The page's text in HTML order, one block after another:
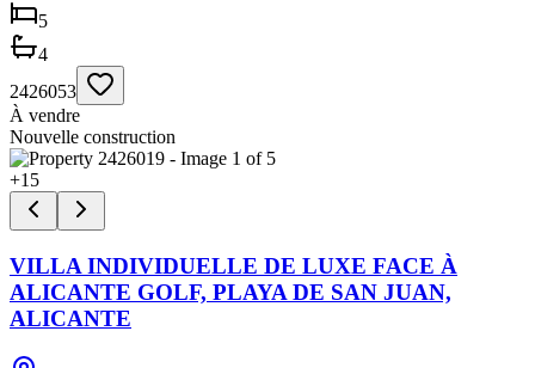
5
4
2426053
À vendre
Nouvelle construction
+15
VILLA INDIVIDUELLE DE LUXE FACE À
ALICANTE GOLF, PLAYA DE SAN JUAN,
ALICANTE